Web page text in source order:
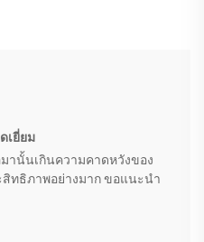
เยี่ยม
มานั้นเกินความคาดหวังของ
ทธิภาพอย่างมาก ขอแนะนำ